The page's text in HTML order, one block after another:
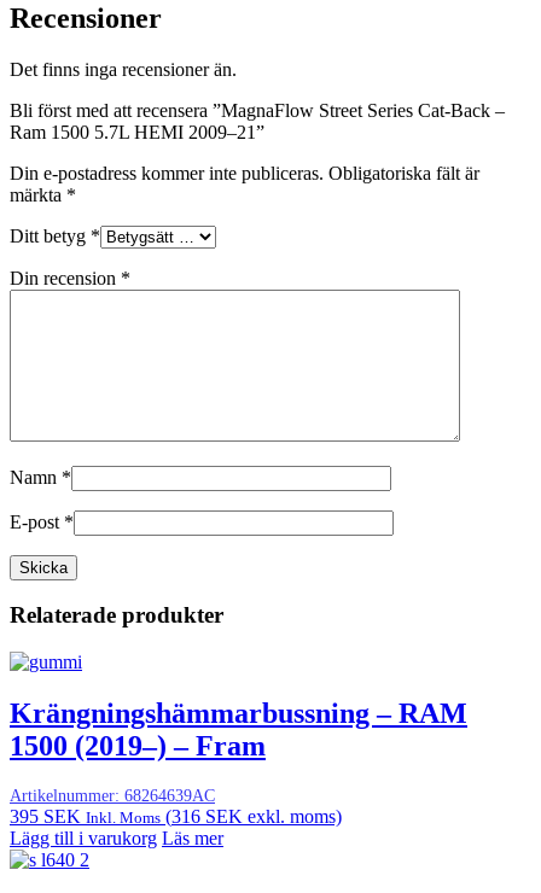
Recensioner
Det finns inga recensioner än.
Bli först med att recensera ”MagnaFlow Street Series Cat-Back –
Ram 1500 5.7L HEMI 2009–21”
Din e-postadress kommer inte publiceras. Obligatoriska fält är
märkta *
Ditt betyg *
Din recension *
Namn *
E-post *
Relaterade produkter
Krängningshämmarbussning – RAM
1500 (2019–) – Fram
Artikelnummer: 68264639AC
395 SEK Inkl. Moms (316 SEK exkl. moms)
Lägg till i varukorg Läs mer